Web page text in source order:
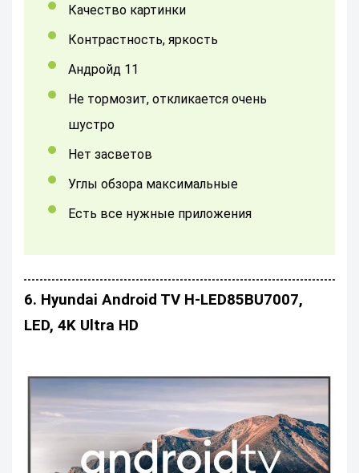
Качество картинки
контрастность, яркость
андройд 11
не тормозит, откликается очень
шустро
нет засветов
углы обзора максимальные
Есть все нужные приложения
6. Hyundai Android TV H-LED85BU7007,
LED, 4K Ultra HD